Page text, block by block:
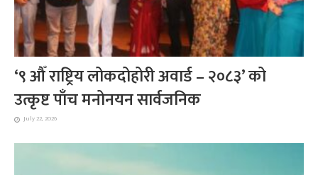
‘९ औँ राष्ट्रिय लोकदोहोरी अवार्ड – २०८३’ को
उत्कृष्ट पाँच मनोनयन सार्वजनिक
July 22, 2026